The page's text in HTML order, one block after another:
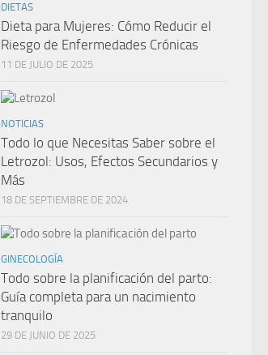
DIETAS
Dieta para Mujeres: Cómo Reducir el
Riesgo de Enfermedades Crónicas
11 DE JULIO DE 2025
NOTICIAS
Todo lo que Necesitas Saber sobre el
Letrozol: Usos, Efectos Secundarios y
Más
18 DE SEPTIEMBRE DE 2024
GINECOLOGÍA
Todo sobre la planificación del parto:
Guía completa para un nacimiento
tranquilo
29 DE JUNIO DE 2025